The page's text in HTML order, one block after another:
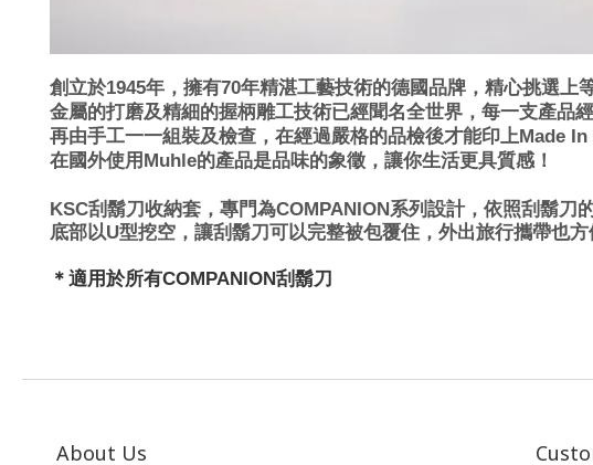
創立於1945年，擁有70年精湛工藝技術的德國品牌，精心挑選上
金屬的打磨及精細的握柄雕工技術已經聞名全世界，每一支產品
再由手工一一組裝及檢查，在經過嚴格的品檢後才能印上Made In
在國外使用Muhle的產品是品味的象徵，讓你生活更具質感！
KSC刮鬍刀收納套，專門為COMPANION系列設計，依照刮鬍刀
底部以U型挖空 ，讓刮鬍刀可以完整被包覆住 ，外出旅行攜帶也方
＊適用於所有COMPANION刮鬍刀
About Us